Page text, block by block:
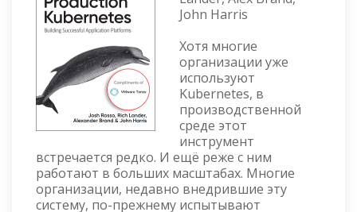
John Harris
Хотя многие
организации уже
используют
Kubernetes, в
производственной
среде этот
инструмент
встречается редко. И ещё реже с ним
работают в больших масштабах. Многие
организации, недавно внедрившие эту
систему, по-прежнему испытывают